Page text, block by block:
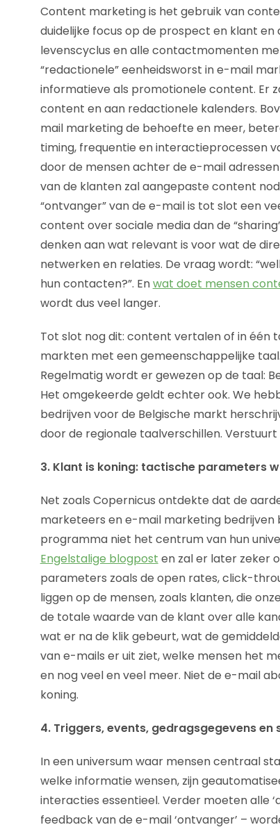
Content marketing is het gebruik van
duidelijke focus op de prospect en klant
levenscyclus en alle contactmomenten
“redactionele” eenheidsworst in e-mail
informatieve als promotionele content. Er
content en aan redactionele kalenders.
mail marketing de behoefte en meer,
timing, frequentie en interactieprocessen
door de mensen achter de e-mail
van de klanten zal aangepaste content
“ontvanger” van de e-mail is tot slot een
content over sociale media dan de
denken aan wat relevant is voor wat de
netwerken en relaties. De vraag wordt:
hun contacten?”. Enwat doet mensen
wordt dus veel langer.
Tot slot nog dit: content vertalen of in één
markten met een gemeenschappelijke
Regelmatig wordt er gewezen op de taal:
Het omgekeerde geldt echter ook. We
bedrijven voor de Belgische markt
door de regionale taalverschillen.
3. Klant is koning: tactische parameters
Net zoals Copernicus ontdekte dat de
marketeers en e-mail marketing
programma niet het centrum van hun
Engelstalige blogpost en zal er later zeker
parameters zoals de open rates, click-
liggen op de mensen, zoals klanten, die
de totale waarde van de klant over alle
wat er na de klik gebeurt, wat de
van e-mails er uit ziet, welke mensen het
en nog veel en veel meer. Niet de e-mail
koning.
4. Triggers, events, gedragsgegevens en
In een universum waar mensen centraal
welke informatie wensen, zijn
interacties essentieel. Verder moeten alle
feedback van de e-mail ‘ontvanger’ –